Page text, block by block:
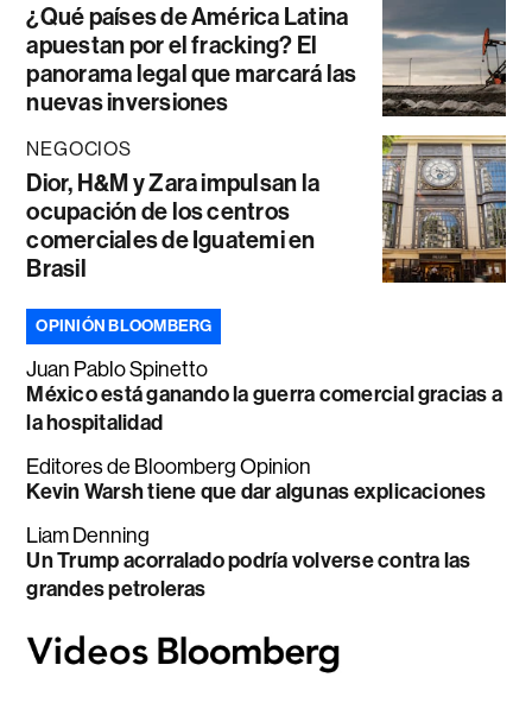
¿Qué países de América Latina
apuestan por el fracking? El
panorama legal que marcará las
nuevas inversiones
NEGOCIOS
Dior, H&M y Zara impulsan la
ocupación de los centros
comerciales de Iguatemi en
Brasil
OPINIÓN BLOOMBERG
Juan Pablo Spinetto
México está ganando la guerra comercial gracias a
la hospitalidad
Editores de Bloomberg Opinion
Kevin Warsh tiene que dar algunas explicaciones
Liam Denning
Un Trump acorralado podría volverse contra las
grandes petroleras